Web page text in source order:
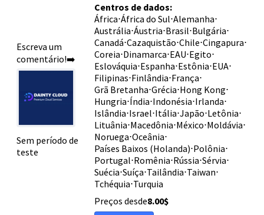
Escreva um
comentário!➡️
Sem período de
teste
Centros de dados:
África⋅África do Sul⋅Alemanha⋅
Austrália⋅Áustria⋅Brasil⋅Bulgária⋅
Canadá⋅Cazaquistão⋅Chile⋅Cingapura⋅
Coreia⋅Dinamarca⋅EAU⋅Egito⋅
Eslováquia⋅Espanha⋅Estônia⋅EUA⋅
Filipinas⋅Finlândia⋅França⋅
Grã Bretanha⋅Grécia⋅Hong Kong⋅
Hungria⋅Índia⋅Indonésia⋅Irlanda⋅
Islândia⋅Israel⋅Itália⋅Japão⋅Letônia⋅
Lituânia⋅Macedônia⋅México⋅Moldávia⋅
Noruega⋅Oceânia⋅
Países Baixos (Holanda)⋅Polônia⋅
Portugal⋅Romênia⋅Rússia⋅Sérvia⋅
Suécia⋅Suíça⋅Tailândia⋅Taiwan⋅
Tchéquia⋅Turquia
Preços desde8.00$